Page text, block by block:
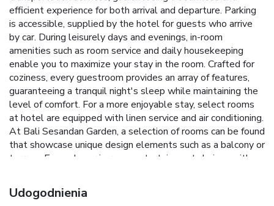
efficient experience for both arrival and departure. Parking
is accessible, supplied by the hotel for guests who arrive
by car. During leisurely days and evenings, in-room
amenities such as room service and daily housekeeping
enable you to maximize your stay in the room. Crafted for
coziness, every guestroom provides an array of features,
guaranteeing a tranquil night's sleep while maintaining the
level of comfort. For a more enjoyable stay, select rooms
at hotel are equipped with linen service and air conditioning.
At Bali Sesandan Garden, a selection of rooms can be found
that showcase unique design elements such as a balcony or
terrace. Expand your in-room entertainment choices with
accommodations. It is worth noting that certain guest
bathrooms feature a hair dryer, toiletries and towels for
Udogodnienia